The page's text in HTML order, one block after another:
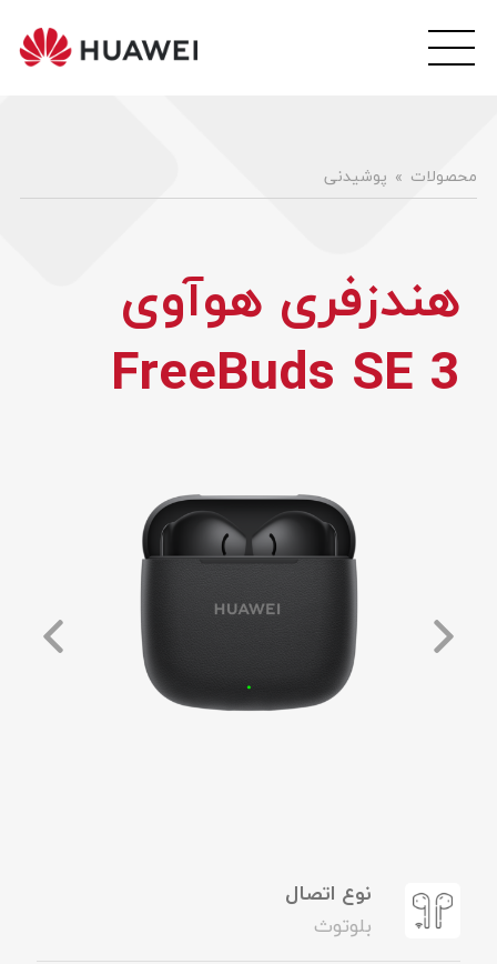
محصولات پوشیدنی
هندزفری هوآوی
FreeBuds SE 3
نوع اتصال
بلوتوث